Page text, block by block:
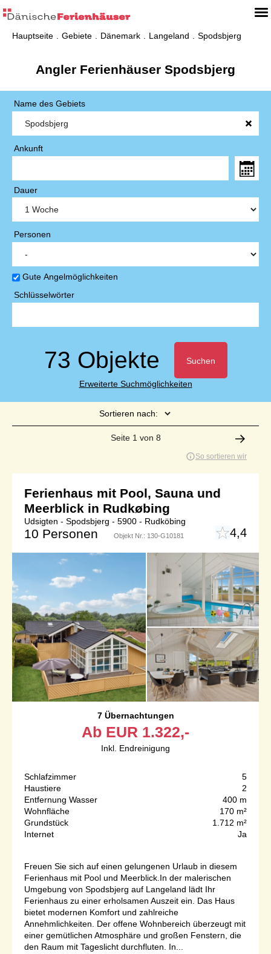
Hauptseite Gebiete Dänemark Langeland Spodsbjerg
Angler Ferienhäuser Spodsbjerg
Name des Gebiets
Ankunft
Dauer
Personen
Gute Angelmöglichkeiten
Schlüsselwörter
73 Objekte Suchen
Erweiterte Suchmöglichkeiten
Sortieren nach:
Seite 1 von 8
So sortieren wir
Ferienhaus mit Pool, Sauna und
Meerblick in Rudkøbing
Udsigten - Spodsbjerg - 5900 - Rudköbing
10 Personen Objekt Nr.: 130-G10181 4,4
7 Übernachtungen
Ab EUR 1.322,-
Inkl. Endreinigung
Schlafzimmer
5
Haustiere
2
Entfernung Wasser
400 m
Wohnfläche
170 m²
Grundstück
1.712 m²
Internet
Ja
Freuen Sie sich auf einen gelungenen Urlaub in diesem
Ferienhaus mit Pool und Meerblick.In der malerischen
Umgebung von Spodsbjerg auf Langeland lädt Ihr
Ferienhaus zu einer erholsamen Auszeit ein. Das Haus
bietet modernen Komfort und zahlreiche
Annehmlichkeiten. Der offene Wohnbereich überzeugt mit
einer gemütlichen Atmosphäre und großen Fenstern, die
den Raum mit Tageslicht durchfluten. In...